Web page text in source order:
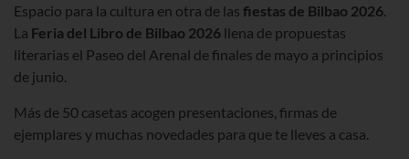
Espacio para la cultura en otra de las fiestas de Bilbao 2026.
La Feria del Libro de Bilbao 2026 llena de propuestas
literarias el Paseo del Arenal de finales de mayo a principios
de junio.
Más de 50 casetas acogen presentaciones, firmas de
ejemplares y muchas novedades para que te lleves a casa.